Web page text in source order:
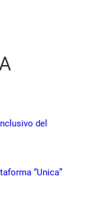
del
“Unica”